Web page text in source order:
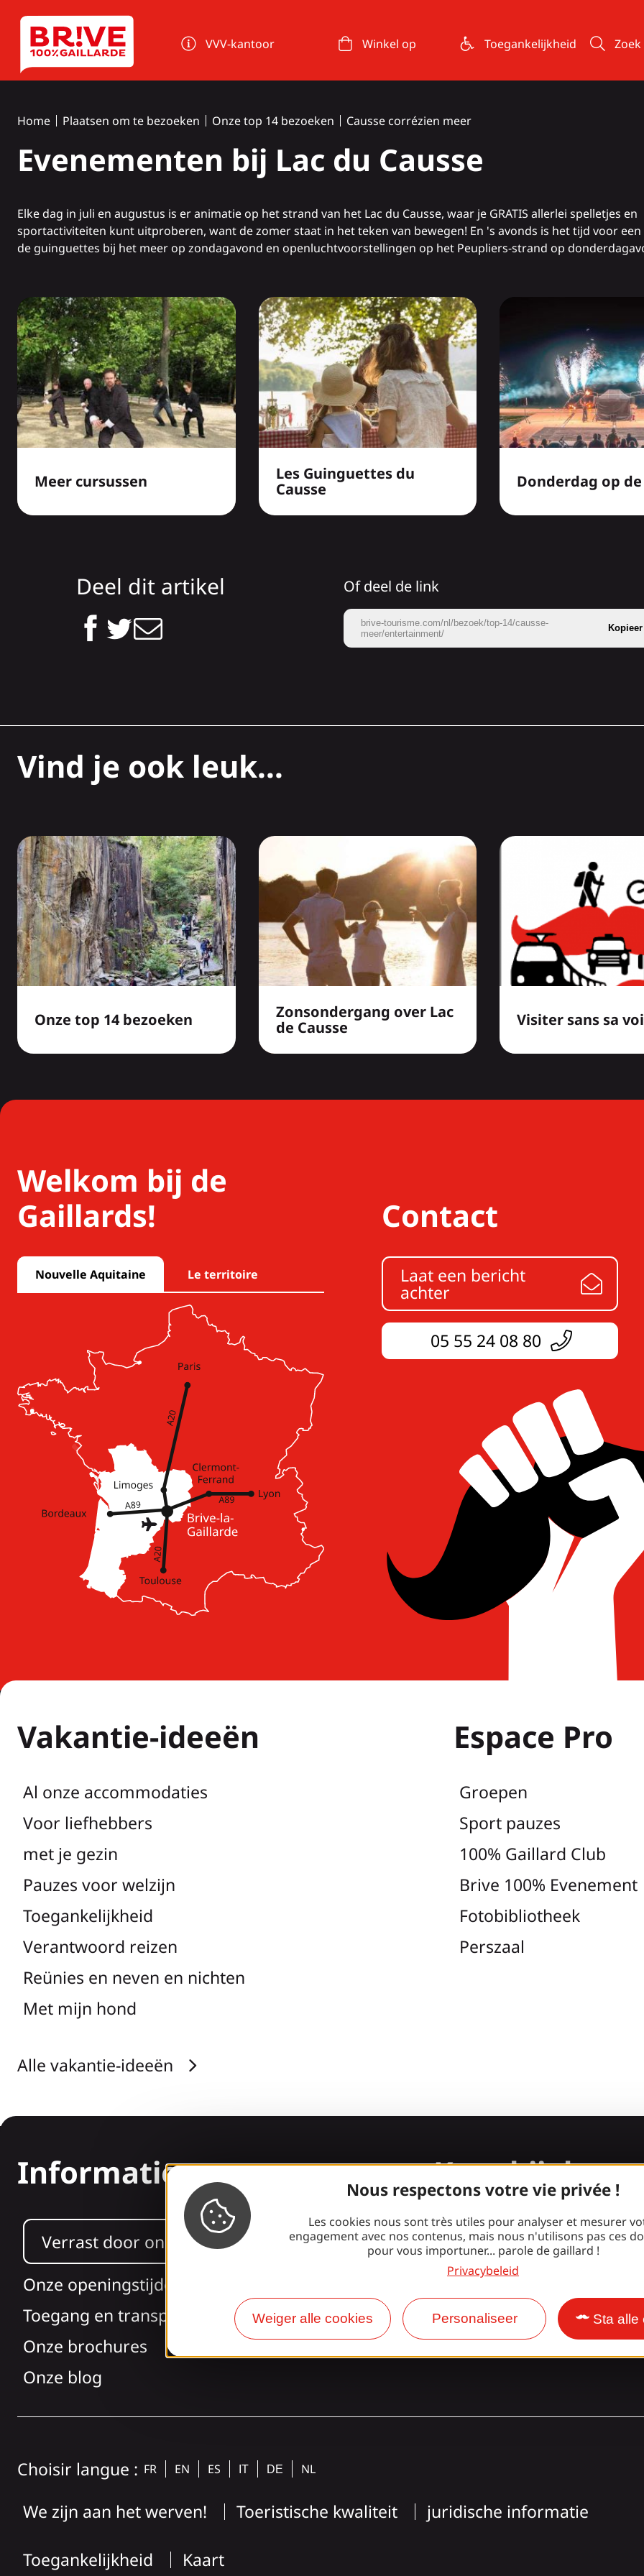
Nous respectons votre vie privée !
Les cookies nous sont très utiles pour analyser et mesurer
engagement avec nos contenus, mais nous n'utilisons pas ces
pour vous importuner... parole de gaillard !
Privacybeleid
Weiger alle cookies Personaliseer Sta alle
VVV-kantoor Winkel op Toegankelijkheid Zoek
Home Plaatsen om te bezoeken Onze top 14 bezoeken Causse corrézien meer
Evenementen bij Lac du Causse
Elke dag in juli en augustus is er animatie op het strand van het Lac du Causse, waar je GRATIS allerlei spelletjes en
sportactiviteiten kunt uitproberen, want de zomer staat in het teken van bewegen! En 's avonds is het tijd voor een
de guinguettes bij het meer op zondagavond en openluchtvoorstellingen op het Peupliers-strand op
Meer cursussen
Les Guinguettes du
Causse
Donderdag op de
Deel dit artikel Of deel de link
brive-tourisme.com/nl/bezoek/top-14/causse-
meer/entertainment/
Kopieer
Vind je ook leuk...
Onze top 14 bezoeken
Zonsondergang over Lac
de Causse
Visiter sans sa
Welkom bij de
Gaillards!
Nouvelle Aquitaine Le territoire
Contact
Laat een bericht
achter
05 55 24 08 80
Vakantie-ideeën
Al onze accommodaties
Voor liefhebbers
met je gezin
Pauzes voor welzijn
Toegankelijkheid
Verantwoord reizen
Reünies en neven en nichten
Met mijn hond
Alle vakantie-ideeën
Espace Pro
Groepen
Sport pauzes
100% Gaillard Club
Brive 100% Evenement
Fotobibliotheek
Perszaal
Informatie
Verrast door ons ontwerp?
Onze openingstijden
Toegang en transport
Onze brochures
Onze blog
Kom bij de
Gaillarde
Instagram
Choisir langue : FR EN ES IT DE NL
We zijn aan het werven! Toeristische kwaliteit juridische informatie
Toegankelijkheid Kaart